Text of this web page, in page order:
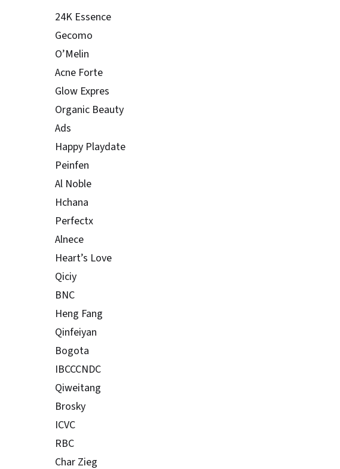
24K Essence
Gecomo
O’Melin
Acne Forte
Glow Expres
Organic Beauty
Ads
Happy Playdate
Peinfen
Al Noble
Hchana
Perfectx
Alnece
Heart’s Love
Qiciy
BNC
Heng Fang
Qinfeiyan
Bogota
IBCCCNDC
Qiweitang
Brosky
ICVC
RBC
Char Zieg